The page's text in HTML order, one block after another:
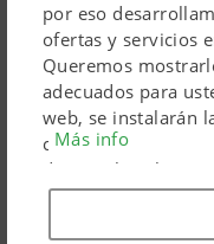
por eso
ofertas y servicios
Queremos
adecuados para
web, se instalarán
cookies personales
de Google solo se
(«Aceptar todo»).
individuales
Más info
Localidad*
País*